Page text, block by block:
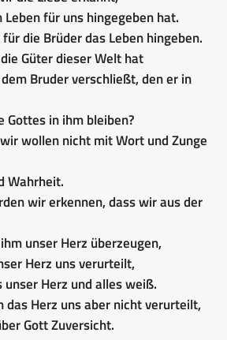
Leben für uns hingegeben hat.
die Brüder das Leben hingeben.
Güter dieser Welt hat
Bruder verschließt, den er in
Gottes in ihm bleiben?
wollen nicht mit Wort und Zunge
Wahrheit.
wir erkennen, dass wir aus der
unser Herz überzeugen,
Herz uns verurteilt,
Herz und alles weiß.
das Herz uns aber nicht verurteilt,
Gott Zuversicht.